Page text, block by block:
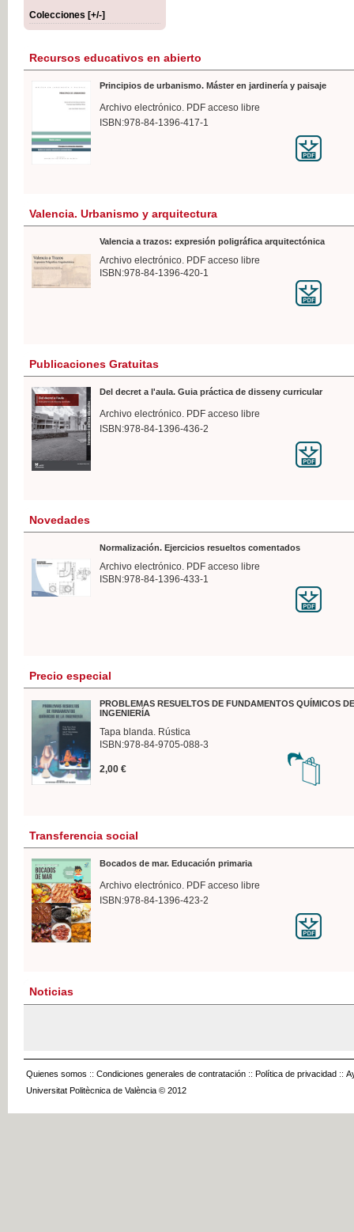
Colecciones [+/-]
Recursos educativos en abierto
Principios de urbanismo. Máster en jardinería y paisaje
Archivo electrónico. PDF acceso libre
ISBN:978-84-1396-417-1
Valencia. Urbanismo y arquitectura
Valencia a trazos: expresión poligráfica arquitectónica
Archivo electrónico. PDF acceso libre
ISBN:978-84-1396-420-1
Publicaciones Gratuitas
Del decret a l'aula. Guia práctica de disseny curricular
Archivo electrónico. PDF acceso libre
ISBN:978-84-1396-436-2
Novedades
Normalización. Ejercicios resueltos comentados
Archivo electrónico. PDF acceso libre
ISBN:978-84-1396-433-1
Precio especial
PROBLEMAS RESUELTOS DE FUNDAMENTOS QUÍMICOS
INGENIERÍA
Tapa blanda. Rústica
ISBN:978-84-9705-088-3
2,00 €
Transferencia social
Bocados de mar. Educación primaria
Archivo electrónico. PDF acceso libre
ISBN:978-84-1396-423-2
Noticias
Quienes somos :: Condiciones generales de contratación :: Política de privacidad ::
Universitat Politècnica de València © 2012